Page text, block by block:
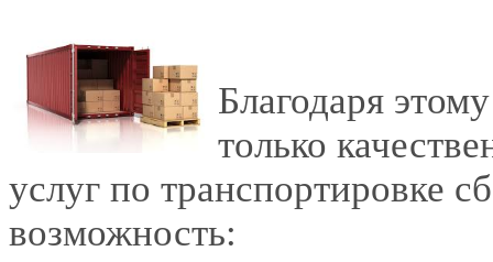
Благодаря
только
услуг по транспортировке
возможность: